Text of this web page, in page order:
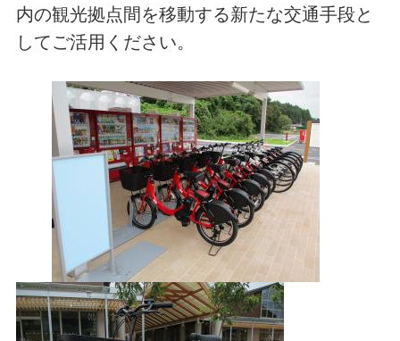
内の観光拠点間を移動する新たな交通手段と
してご活用ください。